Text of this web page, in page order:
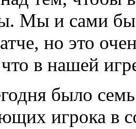
Мы и сами
но это
в нашей
было
игрока в